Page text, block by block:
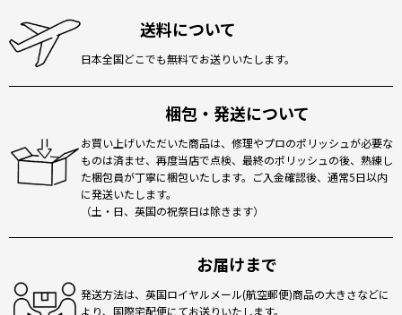
送料について
日本全国どこでも無料でお送りいたします。
梱包・発送について
お買い上げいただいた商品は、修理やプロのポリッシュが必要な
ものは済ませ、再度当店で点検、最終のポリッシュの後、熟練し
た梱包員が丁寧に梱包いたします。ご入金確認後、通常5日以内
に発送いたします。
（土・日、英国の祝祭日は除きます）
お届けまで
発送方法は、英国ロイヤルメール(航空郵便)商品の大きさなどに
より、国際宅配便にてお送りいたします。